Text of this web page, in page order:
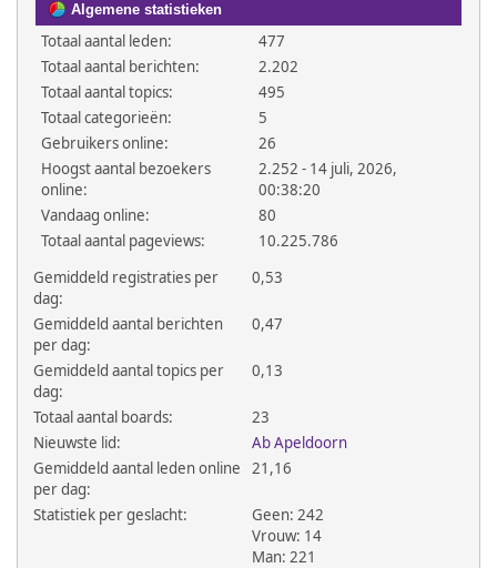
Algemene statistieken
Totaal aantal leden:
477
Totaal aantal berichten:
2.202
Totaal aantal topics:
495
Totaal categorieën:
5
Gebruikers online:
26
Hoogst aantal bezoekers
online:
2.252 - 14 juli, 2026,
00:38:20
Vandaag online:
80
Totaal aantal pageviews:
10.225.786
Gemiddeld registraties per
dag:
0,53
Gemiddeld aantal berichten
per dag:
0,47
Gemiddeld aantal topics per
dag:
0,13
Totaal aantal boards:
23
Nieuwste lid:
Ab Apeldoorn
Gemiddeld aantal leden online
per dag:
21,16
Statistiek per geslacht:
Geen: 242
Vrouw: 14
Man: 221